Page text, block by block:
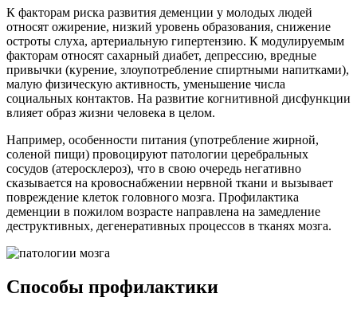
К факторам риска развития деменции у молодых людей
относят ожирение, низкий уровень образования, снижение
остроты слуха, артериальную гипертензию. К модулируемым
факторам относят сахарный диабет, депрессию, вредные
привычки (курение, злоупотребление спиртными напитками),
малую физическую активность, уменьшение числа
социальных контактов. На развитие когнитивной дисфункции
влияет образ жизни человека в целом.
Например, особенности питания (употребление жирной,
соленой пищи) провоцируют патологии церебральных
сосудов (атеросклероз), что в свою очередь негативно
сказывается на кровоснабжении нервной ткани и вызывает
повреждение клеток головного мозга. Профилактика
деменции в пожилом возрасте направлена на замедление
деструктивных, дегенеративных процессов в тканях мозга.
Способы профилактики